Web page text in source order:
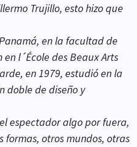
Trujillo​, esto hizo que
en la facultad de
l´École des Beaux Arts
en 1979, estudió en la
doble de diseño y
espectador algo por fuera,
otros mundos, otras